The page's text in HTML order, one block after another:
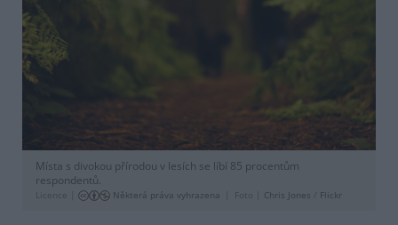
Místa s divokou přírodou v lesích se líbí 85 procentům
respondentů.
Licence | Některá práva vyhrazena Foto | Chris Jones Flickr